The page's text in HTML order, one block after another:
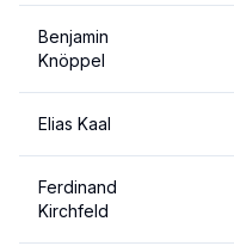
Benjamin
Knöppel
Elias Kaal
Ferdinand
Kirchfeld